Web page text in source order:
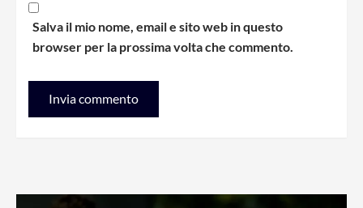
Salva il mio nome, email e sito web in questo
browser per la prossima volta che commento.